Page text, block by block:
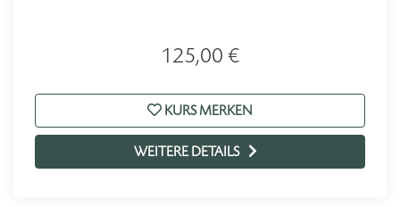
125,00 €
KURS MERKEN
WEITERE DETAILS